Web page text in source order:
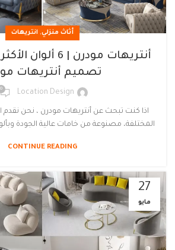
أثاث منزلي,انتريهات
أنتريهات مودرن | 6
تصميم أنتريهات
Location Design
0
اذا كنت تبحث عن أنتريهات مودرن ، نحن نقدم
المختلفة، مصنوعة من خامات عالية الجودة
CONTINUE READING
27
مايو